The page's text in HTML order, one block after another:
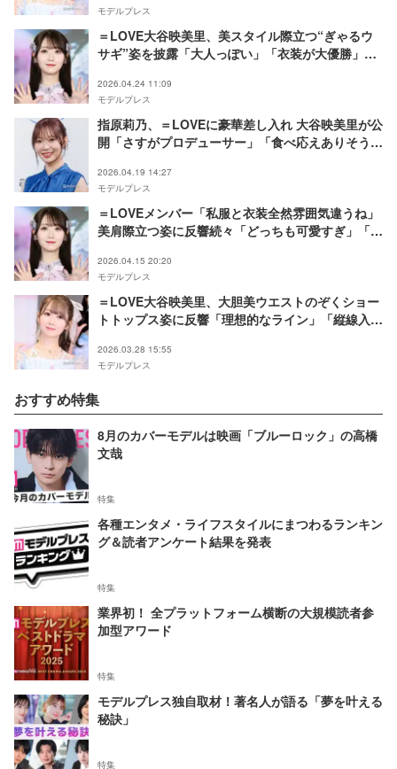
モデルプレス
＝LOVE大谷映美里、美スタイル際立つ“ぎゃるウ
サギ”姿を披露「大人っぽい」「衣装が大優勝」髪
2026.04.24 11:09
モデルプレス
指原莉乃、＝LOVEに豪華差し入れ 大谷映美里が公
開「さすがプロデューサー」「食べ応えありそう」
2026.04.19 14:27
モデルプレス
＝LOVEメンバー「私服と衣装全然雰囲気違うね」
美肩際立つ姿に反響続々「どっちも可愛すぎ」「華
2026.04.15 20:20
モデルプレス
＝LOVE大谷映美里、大胆美ウエストのぞくショー
トトップス姿に反響「理想的なライン」「縦線入っ
2026.03.28 15:55
モデルプレス
おすすめ特集
8月のカバーモデルは映画「ブルーロック」の高橋
文哉
特集
各種エンタメ・ライフスタイルにまつわるランキン
グ＆読者アンケート結果を発表
特集
業界初！ 全プラットフォーム横断の大規模読者参
加型アワード
特集
モデルプレス独自取材！著名人が語る「夢を叶える
秘訣」
特集